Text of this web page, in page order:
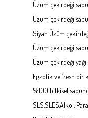
Üzüm çekirdeği
Üzüm çekirdeği
Siyah Üzüm
Üzüm çekirdeği
Üzüm çekirdeği
Egzotik ve fresh bir
%100 bitkisel
SLS,SLES,Alkol,